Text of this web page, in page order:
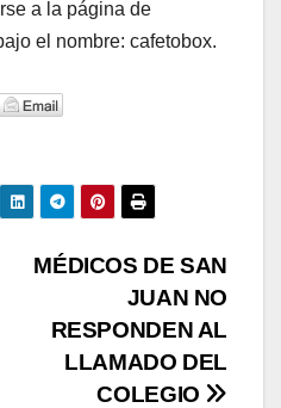
a la página de
el nombre: cafetobox.
MÉDICOS DE SAN
JUAN NO
RESPONDEN AL
LLAMADO DEL
COLEGIO